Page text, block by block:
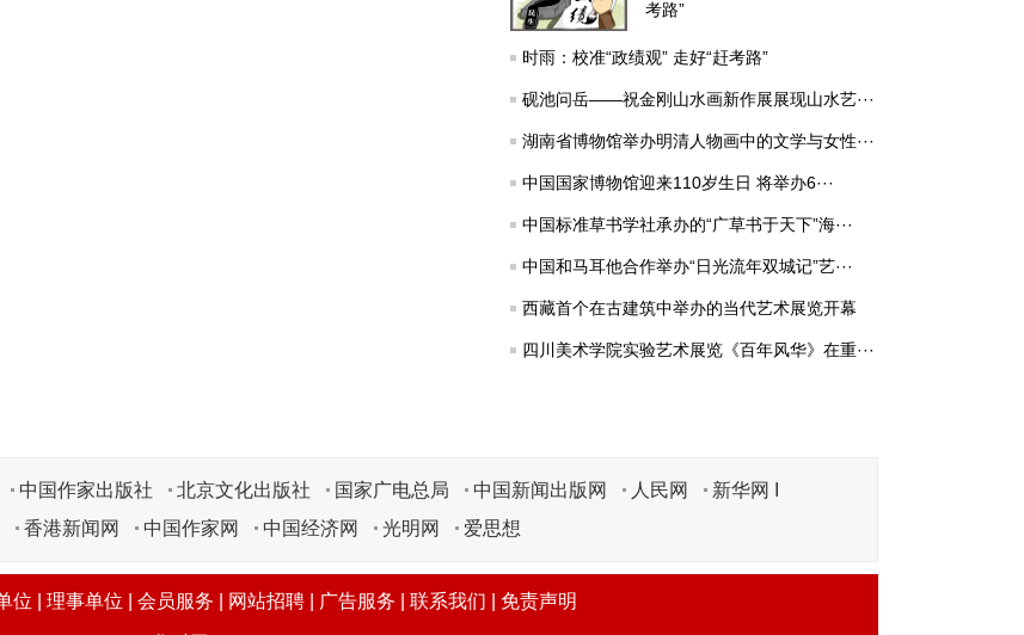
考路”
时雨：校准“政绩观” 走好“赶考路”
砚池问岳——祝金刚山水画新作展展现山水艺···
湖南省博物馆举办明清人物画中的文学与女性···
中国国家博物馆迎来110岁生日 将举办6···
中国标准草书学社承办的“广草书于天下”海···
中国和马耳他合作举办“日光流年双城记”艺···
西藏首个在古建筑中举办的当代艺术展览开幕
四川美术学院实验艺术展览《百年风华》在重···
中国作家出版社 北京文化出版社 国家广电总局 中国新闻出版网 人民网
新华网 I
香港新闻网 中国作家网 中国经济网 光明网 爱思想
位 理事单位 会员服务 网站招聘 广告服务 联系我们 免责声明